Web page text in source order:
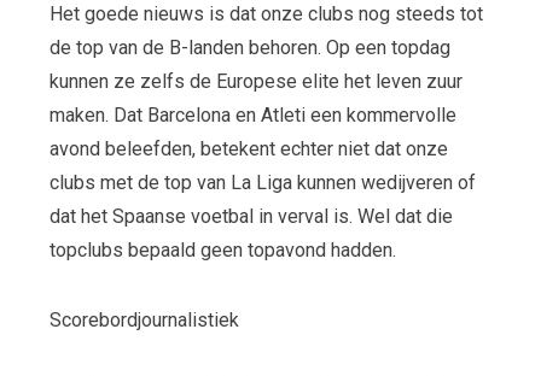
Het goede nieuws is dat onze clubs nog steeds tot
de top van de B-landen behoren. Op een topdag
kunnen ze zelfs de Europese elite het leven zuur
maken. Dat Barcelona en Atleti een kommervolle
avond beleefden, betekent echter niet dat onze
clubs met de top van La Liga kunnen wedijveren of
dat het Spaanse voetbal in verval is. Wel dat die
topclubs bepaald geen topavond hadden.
Scorebordjournalistiek